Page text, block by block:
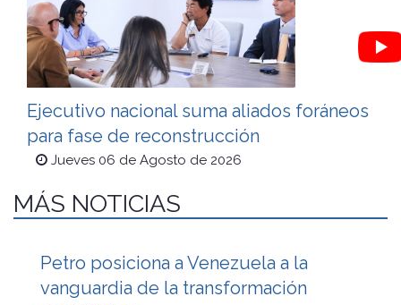
Ejecutivo nacional suma aliados foráneos
para fase de reconstrucción
Jueves 06 de Agosto de 2026
MÁS NOTICIAS
Petro posiciona a Venezuela a la
vanguardia de la transformación